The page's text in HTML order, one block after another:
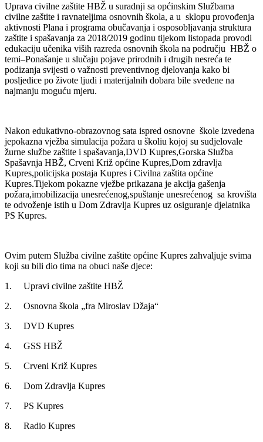
Uprava civilne zaštite HBŽ u suradnji sa općinskim Službama
civilne zaštite i ravnateljima osnovnih škola, a u sklopu provođenja
aktivnosti Plana i programa obučavanja i osposobljavanja struktura
zaštite i spašavanja za 2018/2019 godinu tijekom listopada provodi
edukaciju učenika viših razreda osnovnih škola na području HBŽ o
temi–Ponašanje u slučaju pojave prirodnih i drugih nesreća te
podizanja svijesti o važnosti preventivnog djelovanja kako bi
posljedice po živote ljudi i materijalnih dobara bile svedene na
najmanju moguću mjeru.
Nakon edukativno-obrazovnog sata ispred osnovne škole izvedena
jepokazna vježba simulacija požara u školiu kojoj su sudjelovale
žurne službe zaštite i spašavanja,DVD Kupres,Gorska Služba
Spašavnja HBŽ, Crveni Križ općine Kupres,Dom zdravlja
Kupres,policijska postaja Kupres i Civilna zaštita općine
Kupres.Tijekom pokazne vježbe prikazana je akcija gašenja
požara,imobilizacija unesrećenog,spuštanje unesrećenog sa krovišta
te odvoženje istih u Dom Zdravlja Kupres uz osiguranje djelatnika
PS Kupres.
Ovim putem Služba civilne zaštite općine Kupres zahvaljuje svima
koji su bili dio tima na obuci naše djece:
1. Upravi civilne zaštite HBŽ
2. Osnovna škola „fra Miroslav Džaja“
3. DVD Kupres
4. GSS HBŽ
5. Crveni Križ Kupres
6. Dom Zdravlja Kupres
7. PS Kupres
8. Radio Kupres